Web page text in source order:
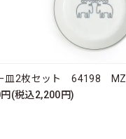
皿2枚セット 64198 MZ
(税込2,200円)